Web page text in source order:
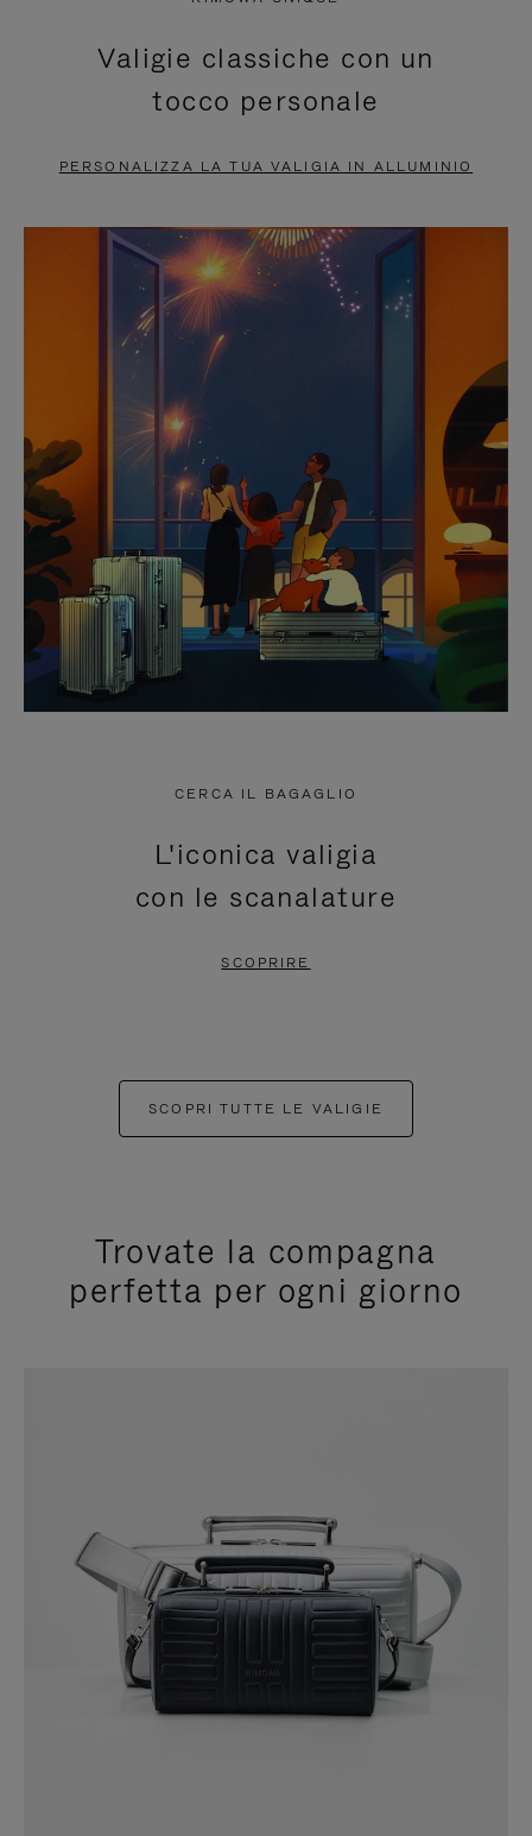
PAUSA,
PREMERE
METTERLO
PAUSA
PREMI
PER
ATTIVARE
Valigie classiche con un
tocco personale
PERSONALIZZA LA TUA VALIGIA IN ALLUMINIO
CERCA IL BAGAGLIO
L'iconica valigia
con le scanalature
SCOPRIRE
SCOPRI TUTTE LE VALIGIE
Trovate la compagna
perfetta per ogni giorno